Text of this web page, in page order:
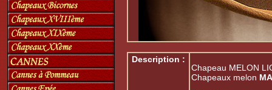
Description :
Chapeau MELON
Chapeaux melon